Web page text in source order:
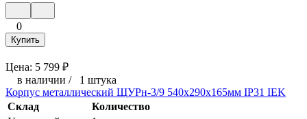
0
Купить
Цена: 5 799 ₽
в наличии / 1 штука
Корпус металлический ЩУРн-3/9 540х290х165мм IP31 IEK
Склад
Количество